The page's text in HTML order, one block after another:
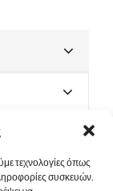
τεχνολογίες όπως
συσκευών.